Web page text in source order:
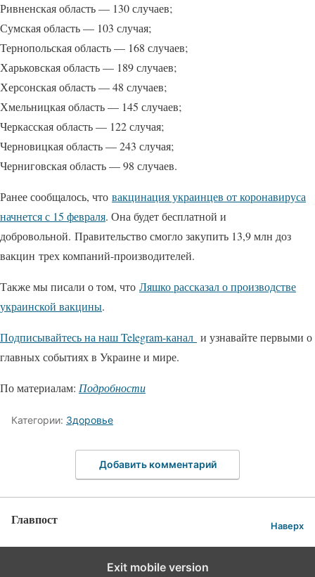
Ривненская область — 130 случаев;
Сумская область — 103 случая;
Тернопольская область — 168 случаев;
Харьковская область — 189 случаев;
Херсонская область — 48 случаев;
Хмельницкая область — 145 случаев;
Черкасская область — 122 случая;
Черновицкая область — 243 случая;
Черниговская область — 98 случаев.
Ранее сообщалось, что вакцинация украинцев от коронавируса
начнется с 15 февраля. Она будет бесплатной и
добровольной. Правительство смогло закупить 13,9 млн доз
вакцин трех компаний-производителей.
Также мы писали о том, что Ляшко рассказал о производстве
украинской вакцины.
Подписывайтесь на наш Telegram-канал и узнавайте первыми о
главных событиях в Украине и мире.
По материалам: Подробности
Категории: Здоровье
Добавить комментарий
Главпост Наверх
Exit mobile version